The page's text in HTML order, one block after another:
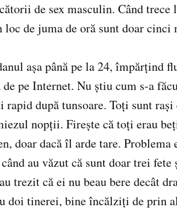
de sex masculin. Când
de juma de oră sunt doar
aşa până pe la 24, împărţind
pe Internet. Nu ştiu cum s-a
rapid după tunsoare. Toţi sunt
nopţii. Fireşte că toţi erau
doar dacă îl arde tare.
au văzut că sunt doar trei
trezit că ei nu beau bere decât
doi tinerei, bine încălziţi de prin